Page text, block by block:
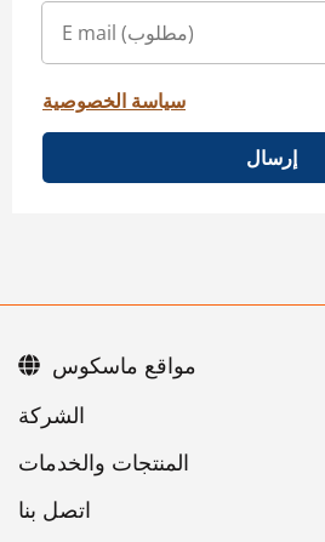
سياسة الخصوصية
إرسال
اتصل بنا
مواقع ماسكوس